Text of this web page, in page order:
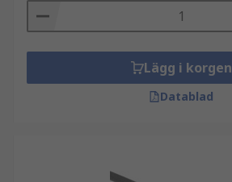
Lägg i korgen
Datablad